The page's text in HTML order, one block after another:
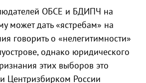
ОБСЕ и БДИПЧ на
может дать «ястребам» на
говорить о «нелегитимности»
однако юридического
этих выборов это
Центризбирком России